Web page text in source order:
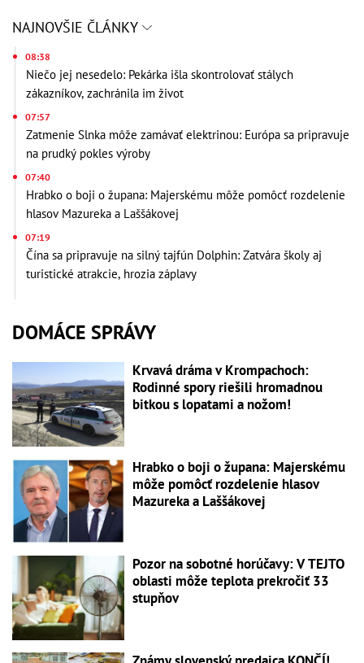
NAJNOVŠIE ČLÁNKY
08:38
Niečo jej nesedelo: Pekárka išla skontrolovať stálych
zákazníkov, zachránila im život
07:57
Zatmenie Slnka môže zamávať elektrinou: Európa sa pripravuje
na prudký pokles výroby
07:40
Hrabko o boji o župana: Majerskému môže pomôcť rozdelenie
hlasov Mazureka a Laššákovej
07:19
Čína sa pripravuje na silný tajfún Dolphin: Zatvára školy aj
turistické atrakcie, hrozia záplavy
DOMÁCE SPRÁVY
Krvavá dráma v Krompachoch:
Rodinné spory riešili hromadnou
bitkou s lopatami a nožom!
Hrabko o boji o župana: Majerskému
môže pomôcť rozdelenie hlasov
Mazureka a Laššákovej
Pozor na sobotné horúčavy: V TEJTO
oblasti môže teplota prekročiť 33
stupňov